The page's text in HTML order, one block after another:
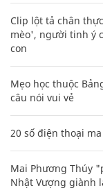
Clip lột tả chân
mèo', người tinh ý
con
Mẹo học thuộc
câu nói vui vẻ
20 số điện thoại
Mai Phương Thúy
Nhật Vượng giành